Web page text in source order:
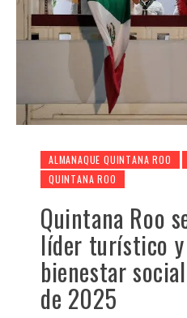
ALMANAQUE QUINTANA ROO
QUINTANA ROO
Quintana Roo
líder turístico
bienestar
de 2025